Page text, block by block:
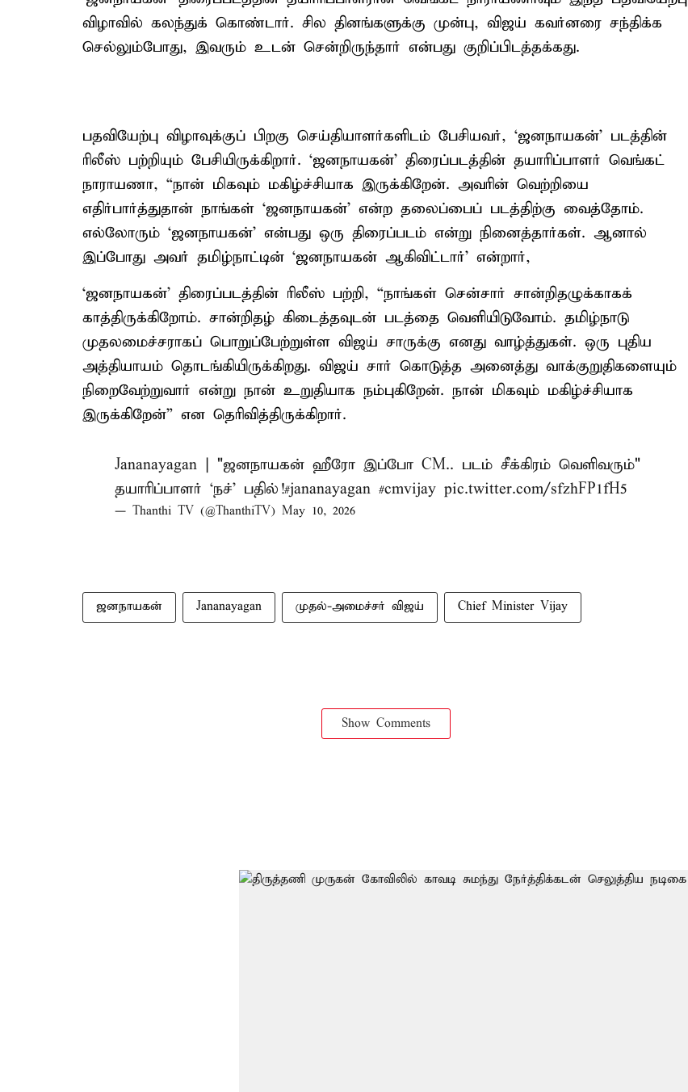
விழாவில் கலந்துக் கொண்டார். சில தினங்களுக்கு முன்பு, விஜய் கவர்னரை சந்திக்க
செல்லும்போது, இவரும் உடன் சென்றிருந்தார் என்பது குறிப்பிடத்தக்கது.
பதவியேற்பு விழாவுக்குப் பிறகு செய்தியாளர்களிடம் பேசியவர், ‘ஜனநாயகன்’ படத்தின்
ரிலீஸ் பற்றியும் பேசியிருக்கிறார். ‘ஜனநாயகன்’ திரைப்படத்தின் தயாரிப்பாளர் வெங்கட்
நாராயணா, “நான் மிகவும் மகிழ்ச்சியாக இருக்கிறேன். அவரின் வெற்றியை
எதிர்பார்த்துதான் நாங்கள் ‘ஜனநாயகன்’ என்ற தலைப்பைப் படத்திற்கு வைத்தோம்.
எல்லோரும் ‘ஜனநாயகன்’ என்பது ஒரு திரைப்படம் என்று நினைத்தார்கள். ஆனால்
இப்போது அவர் தமிழ்நாட்டின் ‘ஜனநாயகன் ஆகிவிட்டார்’ என்றார்,
‘ஜனநாயகன்’ திரைப்படத்தின் ரிலீஸ் பற்றி, “நாங்கள் சென்சார் சான்றிதழுக்காகக்
காத்திருக்கிறோம். சான்றிதழ் கிடைத்தவுடன் படத்தை வெளியிடுவோம். தமிழ்நாடு
முதலமைச்சராகப் பொறுப்பேற்றுள்ள விஜய் சாருக்கு எனது வாழ்த்துகள். ஒரு புதிய
அத்தியாயம் தொடங்கியிருக்கிறது. விஜய் சார் கொடுத்த அனைத்து வாக்குறுதிகளையும்
நிறைவேற்றுவார் என்று நான் உறுதியாக நம்புகிறேன். நான் மிகவும் மகிழ்ச்சியாக
இருக்கிறேன்” என தெரிவித்திருக்கிறார்.
Jananayagan | "ஜனநாயகன் ஹீரோ இப்போ CM.. படம் சீக்கிரம் வெளிவரும்"
தயாரிப்பாளர் `நச்' பதில்!#jananayagan #cmvijay pic.twitter.com/sfzhFP1fH5
— Thanthi TV (@ThanthiTV) May 10, 2026
ஜனநாயகன் Jananayagan முதல்-அமைச்சர் விஜய் Chief Minister Vijay
Show Comments